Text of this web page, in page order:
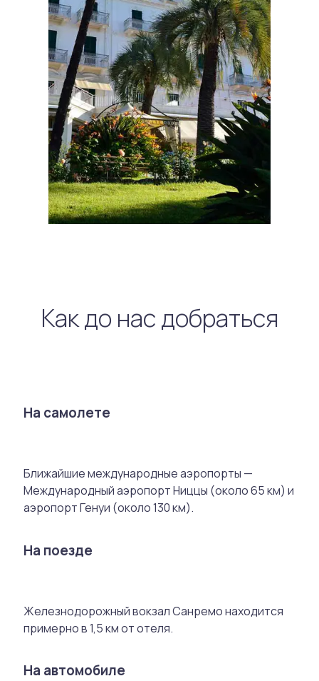
Как до нас добраться
На самолете
Ближайшие международные аэропорты —
Международный аэропорт Ниццы (около 65 км) и
аэропорт Генуи (около 130 км).
На поезде
Железнодорожный вокзал Санремо находится
примерно в 1,5 км от отеля.
На автомобиле